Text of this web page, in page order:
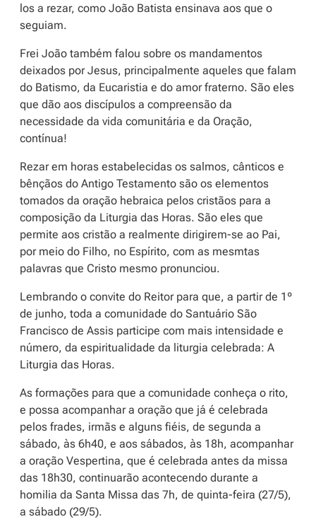
los a rezar, como João Batista ensinava aos que o
seguiam.
Frei João também falou sobre os mandamentos
deixados por Jesus, principalmente aqueles que falam
do Batismo, da Eucaristia e do amor fraterno. São eles
que dão aos discípulos a compreensão da
necessidade da vida comunitária e da Oração,
contínua!
Rezar em horas estabelecidas os salmos, cânticos e
bênçãos do Antigo Testamento são os elementos
tomados da oração hebraica pelos cristãos para a
composição da Liturgia das Horas. São eles que
permite aos cristão a realmente dirigirem-se ao Pai,
por meio do Filho, no Espírito, com as mesmtas
palavras que Cristo mesmo pronunciou.
Lembrando o convite do Reitor para que, a partir de 1º
de junho, toda a comunidade do Santuário São
Francisco de Assis participe com mais intensidade e
número, da espiritualidade da liturgia celebrada: A
Liturgia das Horas.
As formações para que a comunidade conheça o rito,
e possa acompanhar a oração que já é celebrada
pelos frades, irmãs e alguns fiéis, de segunda a
sábado, às 6h40, e aos sábados, às 18h, acompanhar
a oração Vespertina, que é celebrada antes da missa
das 18h30, continuarão acontecendo durante a
homilia da Santa Missa das 7h, de quinta-feira (27/5),
a sábado (29/5).